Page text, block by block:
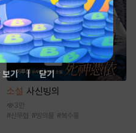
소설 사신빙의
3만
#신무협 #빙의물 #복수물
보기 닫기